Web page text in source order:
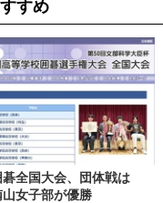
すめ
全国大会、団体戦は
女子部が優勝